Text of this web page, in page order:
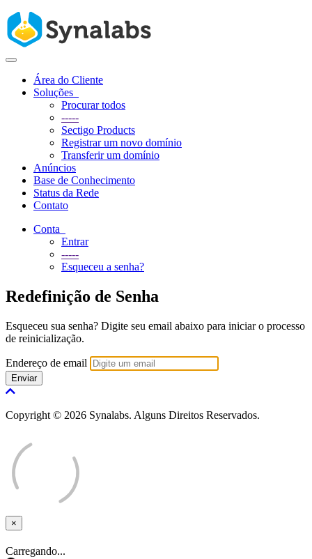
Alternar
navegaçãoÁrea do Cliente
Soluções
Procurar todos
-----
Sectigo Products
Registrar um novo domínio
Transferir um domínio
Anúncios
Base de Conhecimento
Status da Rede
Contato
Conta
Entrar
-----
Esqueceu a senha?
Redefinição de Senha
Esqueceu sua senha? Digite seu email abaixo para iniciar o processo
de reinicialização.
Endereço de email
Enviar
Copyright © 2026 Synalabs. Alguns Direitos Reservados.
×
Fechar
Carregando...